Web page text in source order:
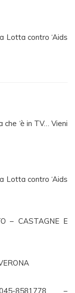
Lotta contro ‘Aids
‘è in TV… Vieni
Lotta contro ‘Aids
– CASTAGNE E
8581778 –